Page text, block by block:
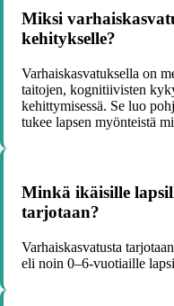
Miksi
kehitykselle?
Varhaiskasvatuksella on
taitojen, kognitiivisten
kehittymisessä. Se luo
tukee lapsen myönteistä
Minkä ikäisille
tarjotaan?
Varhaiskasvatusta
eli noin 0–6-vuotiaille